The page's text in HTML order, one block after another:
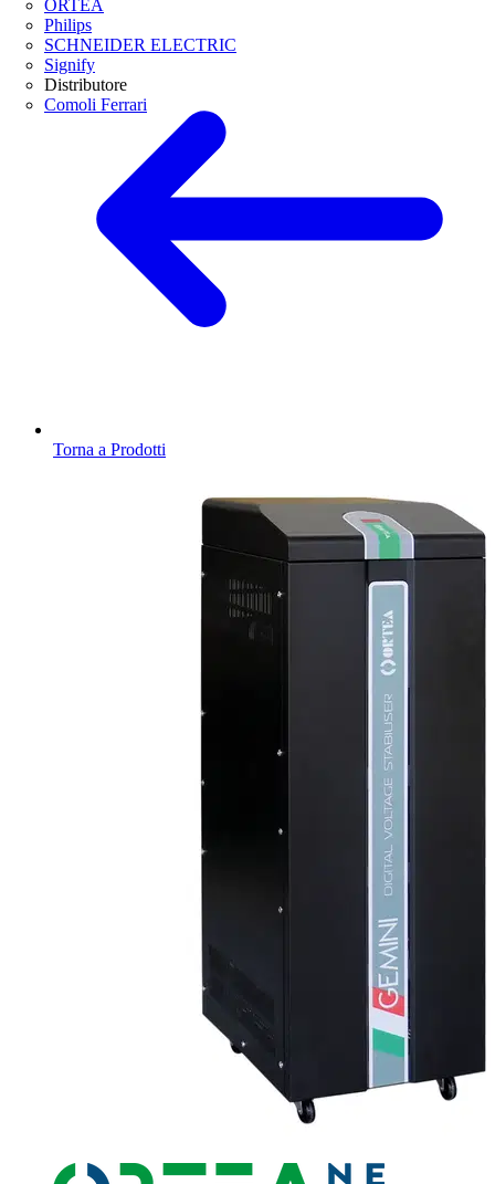
ORTEA
Philips
SCHNEIDER ELECTRIC
Signify
Distributore
Comoli Ferrari
Torna a Prodotti